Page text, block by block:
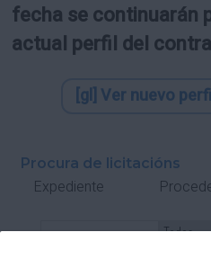
fecha se continuarán
actual perfil del
[gl] Ver nuevo
Procura de licitacións
Expediente